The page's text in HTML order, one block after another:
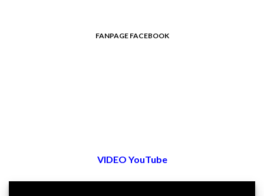
FANPAGE FACEBOOK
VIDEO YouTube